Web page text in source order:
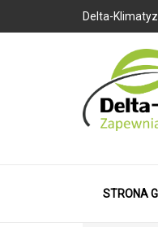
Delta-
STRONA